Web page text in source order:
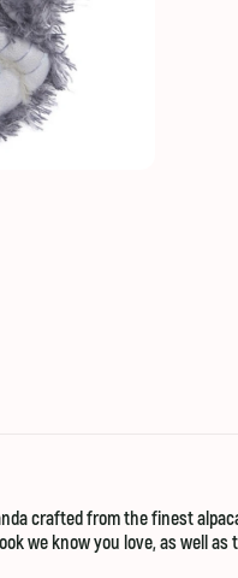
crafted from the finest
we know you love, as well as